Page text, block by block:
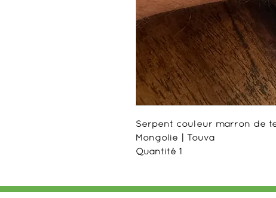
Serpent couleur marron de
Mongolie | Touva
Quantité 1